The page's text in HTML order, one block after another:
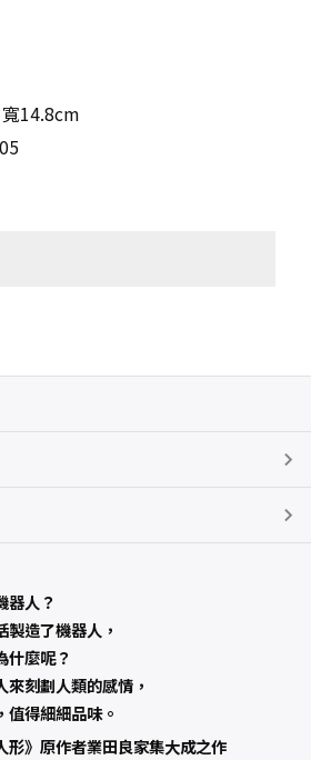
14.8cm
器人？
製造了機器人，
什麼呢？
來刻劃人類的感情，
值得細細品味。
形》原作者業田良家集大成之作